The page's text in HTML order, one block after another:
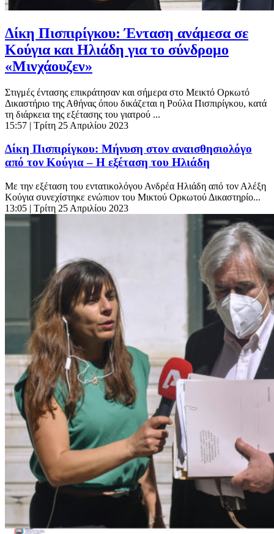
Δίκη Πισπιρίγκου: Ένταση ανάμεσα σε
Κούγια και Ηλιάδη για το σύνδρομο
«Μινχάουζεν»
Στιγμές έντασης επικράτησαν και σήμερα στο Μεικτό Ορκωτό
Δικαστήριο της Αθήνας όπου δικάζεται η Ρούλα Πισπιρίγκου, κατά
τη διάρκεια της εξέτασης του γιατρού ...
15:57 | Τρίτη 25 Απριλίου 2023
Δίκη Πισπιρίγκου: Μήνυση στον αναισθησιολόγο
από τον Κούγια – Η εξέταση του Ηλιάδη
Με την εξέταση του εντατικολόγου Ανδρέα Ηλιάδη από τον Αλέξη
Κούγια συνεχίστηκε ενώπιον του Μικτού Ορκωτού Δικαστηρίο...
13:05 | Τρίτη 25 Απριλίου 2023